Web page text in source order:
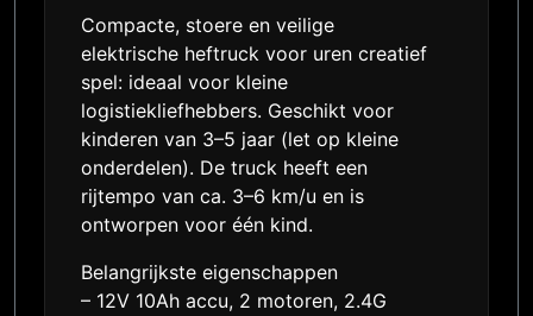
Compacte, stoere en veilige
elektrische heftruck voor uren creatief
spel: ideaal voor kleine
logistiekliefhebbers. Geschikt voor
kinderen van 3–5 jaar (let op kleine
onderdelen). De truck heeft een
rijtempo van ca. 3–6 km/u en is
ontworpen voor één kind.
Belangrijkste eigenschappen
– 12V 10Ah accu, 2 motoren, 2.4G